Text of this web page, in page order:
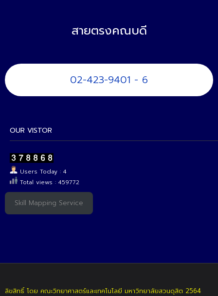
สายตรงคณบดี
02-423-9401 - 6
OUR VISTOR
Users Today : 4
Total views : 459772
Skill Mapping Service
ลิขสิทธิ์ โดย คณะวิทยาศาสตร์และเทคโนโลยี มหาวิทยาลัยสวนดุสิต 2564